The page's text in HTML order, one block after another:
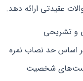
عقیدتی ارائه دهد.
و تشریحی
اساس حد نصاب نمره
تست‌های شخصیت